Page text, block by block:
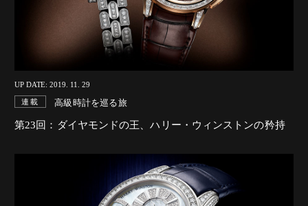
UP DATE: 2019. 11. 29
連載 高級時計を巡る旅
第23回：ダイヤモンドの王、ハリー・ウィンストンの矜持